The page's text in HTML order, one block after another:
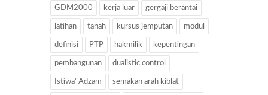
GDM2000 kerja luar gergaji berantai
latihan tanah kursus jemputan modul
definisi PTP hakmilik kepentingan
pembangunan dualistic control
Istiwa' Adzam semakan arah kiblat